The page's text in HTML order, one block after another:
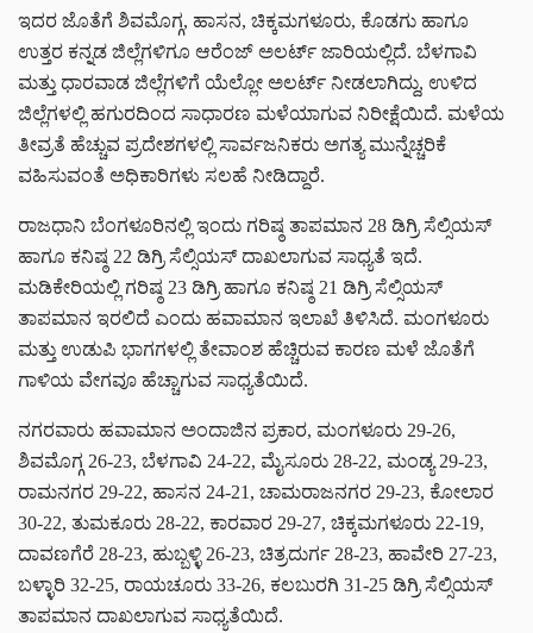
ಇದರ ಜೊತೆಗೆ ಶಿವಮೊಗ್ಗ, ಹಾಸನ, ಚಿಕ್ಕಮಗಳೂರು, ಕೊಡಗು ಹಾಗೂ
ಉತ್ತರ ಕನ್ನಡ ಜಿಲ್ಲೆಗಳಿಗೂ ಆರೆಂಜ್ ಅಲರ್ಟ್ ಜಾರಿಯಲ್ಲಿದೆ. ಬೆಳಗಾವಿ
ಮತ್ತು ಧಾರವಾಡ ಜಿಲ್ಲೆಗಳಿಗೆ ಯೆಲ್ಲೋ ಅಲರ್ಟ್ ನೀಡಲಾಗಿದ್ದು, ಉಳಿದ
ಜಿಲ್ಲೆಗಳಲ್ಲಿ ಹಗುರದಿಂದ ಸಾಧಾರಣ ಮಳೆಯಾಗುವ ನಿರೀಕ್ಷೆಯಿದೆ. ಮಳೆಯ
ತೀವ್ರತೆ ಹೆಚ್ಚುವ ಪ್ರದೇಶಗಳಲ್ಲಿ ಸಾರ್ವಜನಿಕರು ಅಗತ್ಯ ಮುನ್ನೆಚ್ಚರಿಕೆ
ವಹಿಸುವಂತೆ ಅಧಿಕಾರಿಗಳು ಸಲಹೆ ನೀಡಿದ್ದಾರೆ.
ರಾಜಧಾನಿ ಬೆಂಗಳೂರಿನಲ್ಲಿ ಇಂದು ಗರಿಷ್ಠ ತಾಪಮಾನ 28 ಡಿಗ್ರಿ ಸೆಲ್ಸಿಯಸ್
ಹಾಗೂ ಕನಿಷ್ಠ 22 ಡಿಗ್ರಿ ಸೆಲ್ಸಿಯಸ್ ದಾಖಲಾಗುವ ಸಾಧ್ಯತೆ ಇದೆ.
ಮಡಿಕೇರಿಯಲ್ಲಿ ಗರಿಷ್ಠ 23 ಡಿಗ್ರಿ ಹಾಗೂ ಕನಿಷ್ಠ 21 ಡಿಗ್ರಿ ಸೆಲ್ಸಿಯಸ್
ತಾಪಮಾನ ಇರಲಿದೆ ಎಂದು ಹವಾಮಾನ ಇಲಾಖೆ ತಿಳಿಸಿದೆ. ಮಂಗಳೂರು
ಮತ್ತು ಉಡುಪಿ ಭಾಗಗಳಲ್ಲಿ ತೇವಾಂಶ ಹೆಚ್ಚಿರುವ ಕಾರಣ ಮಳೆ ಜೊತೆಗೆ
ಗಾಳಿಯ ವೇಗವೂ ಹೆಚ್ಚಾಗುವ ಸಾಧ್ಯತೆಯಿದೆ.
ನಗರವಾರು ಹವಾಮಾನ ಅಂದಾಜಿನ ಪ್ರಕಾರ, ಮಂಗಳೂರು 29-26,
ಶಿವಮೊಗ್ಗ 26-23, ಬೆಳಗಾವಿ 24-22, ಮೈಸೂರು 28-22, ಮಂಡ್ಯ 29-23,
ರಾಮನಗರ 29-22, ಹಾಸನ 24-21, ಚಾಮರಾಜನಗರ 29-23, ಕೋಲಾರ
30-22, ತುಮಕೂರು 28-22, ಕಾರವಾರ 29-27, ಚಿಕ್ಕಮಗಳೂರು 22-19,
ದಾವಣಗೆರೆ 28-23, ಹುಬ್ಬಳ್ಳಿ 26-23, ಚಿತ್ರದುರ್ಗ 28-23, ಹಾವೇರಿ 27-23,
ಬಳ್ಳಾರಿ 32-25, ರಾಯಚೂರು 33-26, ಕಲಬುರಗಿ 31-25 ಡಿಗ್ರಿ ಸೆಲ್ಸಿಯಸ್
ತಾಪಮಾನ ದಾಖಲಾಗುವ ಸಾಧ್ಯತೆಯಿದೆ.